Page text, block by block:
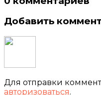
Добавить
Для отправки
авторизоваться.